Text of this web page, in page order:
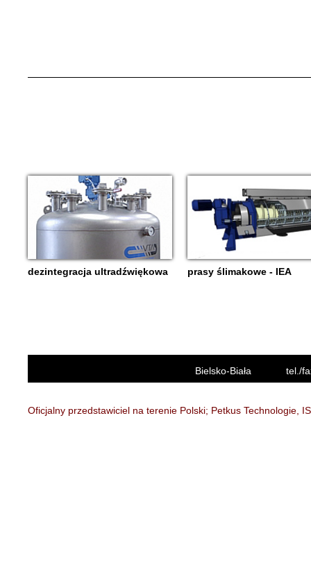
dezintegracja ultradźwiękowa prasy ślimakowe - IEA
Bielsko-Biała tel./
Oficjalny przedstawiciel na terenie Polski; Petkus Technologie,